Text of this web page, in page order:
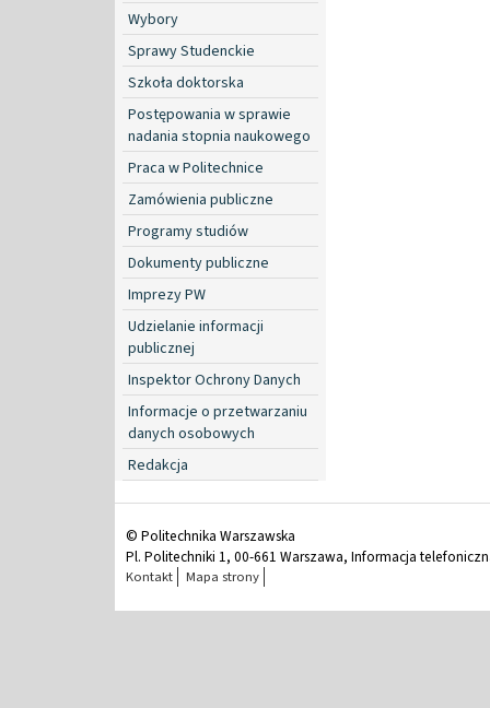
Wybory
Sprawy Studenckie
Szkoła doktorska
Postępowania w sprawie
nadania stopnia naukowego
Praca w Politechnice
Zamówienia publiczne
Programy studiów
Dokumenty publiczne
Imprezy PW
Udzielanie informacji
publicznej
Inspektor Ochrony Danych
Informacje o przetwarzaniu
danych osobowych
Redakcja
© Politechnika Warszawska
Pl. Politechniki 1, 00-661 Warszawa, Informacja
Kontakt Mapa strony